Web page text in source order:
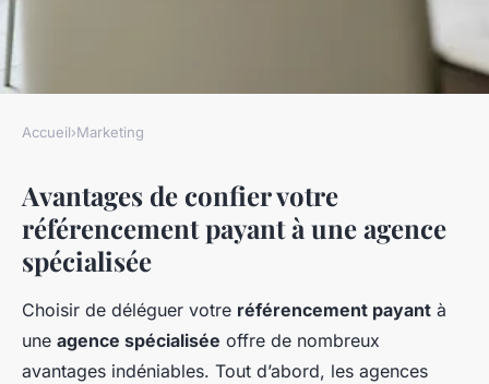
Devriez-vous Confier Votre
Référencement Payant à une
Agence Spécialisée ?
Maya•7 février 2025• 6 min de lecture
Accueil›Marketing
Avantages de confier votre
référencement payant à une agence
spécialisée
Choisir de déléguer votre référencement payant à
une agence spécialisée offre de nombreux
avantages indéniables. Tout d’abord, les agences